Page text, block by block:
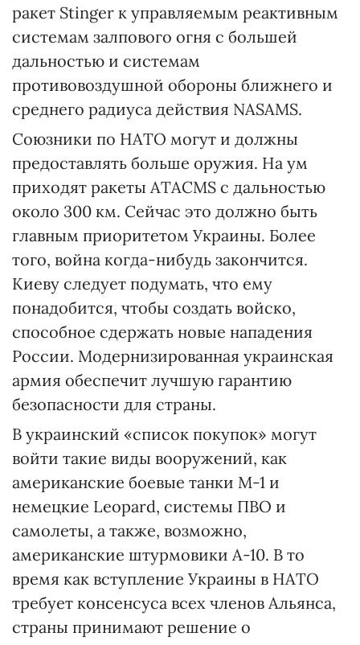
ракет Stinger к управляемым реактивным
системам залпового огня с большей
дальностью и системам
противовоздушной обороны ближнего и
среднего радиуса действия NASAMS.
Союзники по НАТО могут и должны
предоставлять больше оружия. На ум
приходят ракеты ATACMS с дальностью
около 300 км. Сейчас это должно быть
главным приоритетом Украины. Более
того, война когда-нибудь закончится.
Киеву следует подумать, что ему
понадобится, чтобы создать войско,
способное сдержать новые нападения
России. Модернизированная украинская
армия обеспечит лучшую гарантию
безопасности для страны.
В украинский «список покупок» могут
войти такие виды вооружений, как
американские боевые танки М-1 и
немецкие Leopard, системы ПВО и
самолеты, а также, возможно,
американские штурмовики А-10. В то
время как вступление Украины в НАТО
требует консенсуса всех членов Альянса,
страны принимают решение о